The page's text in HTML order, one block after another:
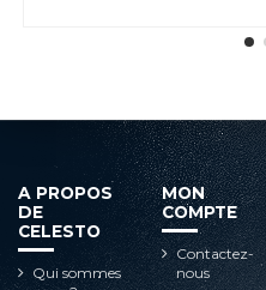
A PROPOS
DE
CELESTO
Qui sommes
MON
COMPTE
Contactez-
nous